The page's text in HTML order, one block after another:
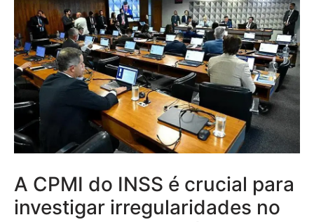
A CPMI do INSS é crucial para
investigar irregularidades no